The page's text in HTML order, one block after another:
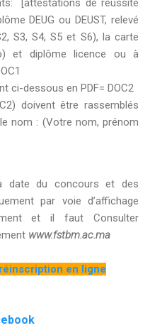
DEUG ou DEUST, relevé
S3, S4, S5 et S6), la carte
et diplôme licence ou à
ci-dessous en PDF= DOC2
doivent être rassemblés
nom : (Votre nom, prénom
date du concours et des
par voie d’affichage
et il faut Consulter
www.fstbm.ac.ma
en ligne